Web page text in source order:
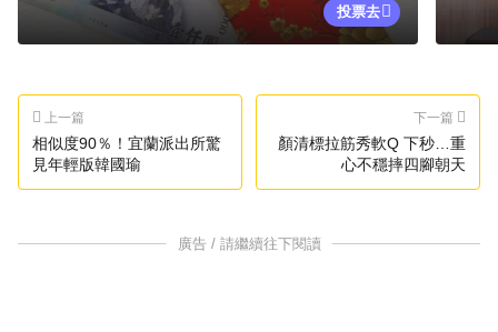
投票去
上一篇
相似度90％！宜蘭派出所驚
見年輕版韓國瑜
下一篇
顏清標拉筋秀軟Q 下秒…重
心不穩摔四腳朝天
廣告 / 請繼續往下閱讀